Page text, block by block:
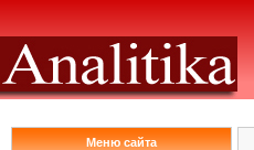
Меню сайта